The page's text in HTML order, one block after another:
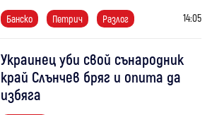
Банско Петрич Разлог 14:05
Украинец уби свой сънародник
край Слънчев бряг и опита да
избяга